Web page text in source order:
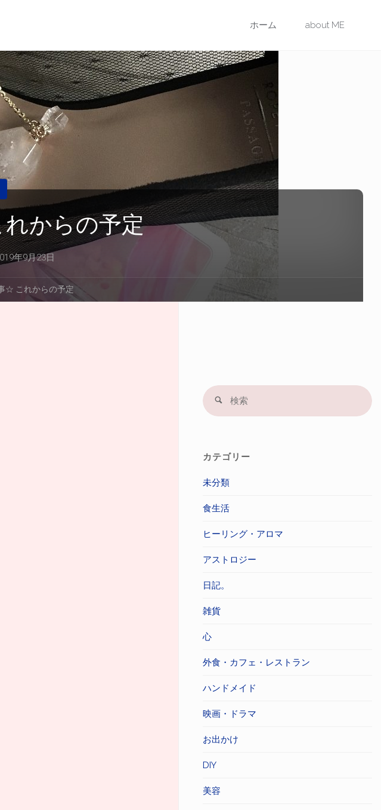
ン
ツ
ス
プ
ホーム about ME
からの予定
年9月23日
☆ これからの予定
検
カテゴリー
未分類
食生活
ヒーリング・アロマ
アストロジー
日記。
雑貨
心
外食・カフェ・レストラン
ハンドメイド
映画・ドラマ
お出かけ
DIY
美容